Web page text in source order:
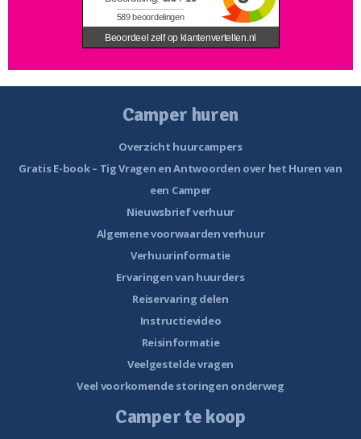
589beoordelingen
Beoordeel zelf op klantenvertellen.nl
Camper huren
Overzicht huurcampers
Gratis E-book – Tig Vragen en Antwoorden over het Huren van
een Camper
Nieuwsbrief verhuur
Algemene voorwaarden verhuur
Verhuurinformatie
Ervaringen van huurders
Reiservaring delen
Instructievideo
Reisinformatie
Veelgestelde vragen
Veel voorkomende storingen onderweg
Camper te koop